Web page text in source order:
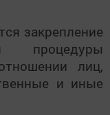
закрепление
процедуры
лиц,
и иные